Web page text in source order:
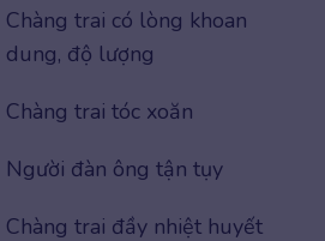
Chàng trai có lòng khoan
dung, độ lượng
Chàng trai tóc xoăn
Người đàn ông tận tụy
Chàng trai đầy nhiệt huyết